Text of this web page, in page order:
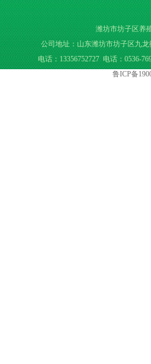
潍坊市坊子区养
公司地址：山东潍坊市坊子区九
电话：13356752727 电话：0536-
鲁ICP备